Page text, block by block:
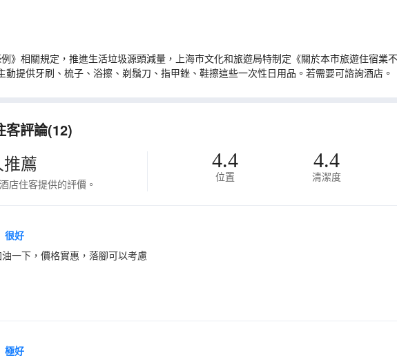
》相關規定，推進生活垃圾源頭減量，上海市文化和旅遊局特制定《關於本市旅遊住宿業
動提供牙刷、梳子、浴擦、剃鬚刀、指甲銼、鞋擦這些一次性日用品。若需要可諮詢酒店。
客評論(12)
推薦
店住客提供的評價。
4.4
位置
4.4
清潔度
很好
一下，價格實惠，落腳可以考慮
極好